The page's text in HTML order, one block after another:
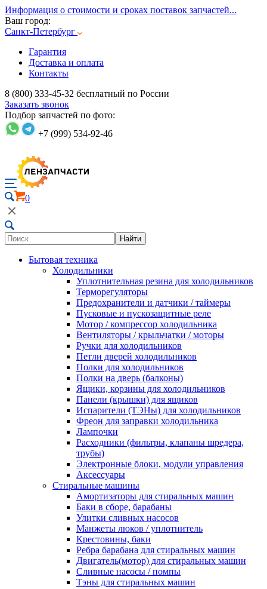
Информация о стоимости и сроках поставок запчастей...
Ваш город:
Санкт-Петербург
Гарантия
Доставка и оплата
Контакты
8 (800) 333-45-32 бесплатный по России
Заказать звонок
Подбор запчастей по фото:
+7 (999) 534-92-46
0
Найти
Бытовая техника
Холодильники
Уплотнительная резина для холодильников
Терморегуляторы
Предохранители и датчики / таймеры
Пусковые и пускозащитные реле
Мотор / компрессор холодильника
Вентиляторы / крыльчатки / моторы
Ручки для холодильников
Петли дверей холодильников
Полки для холодильников
Полки на дверь (балконы)
Ящики, корзины для холодильников
Панели (крышки) для ящиков
Испарители (ТЭНы) для холодильников
Фреон для заправки холодильника
Лампочки
Расходники (фильтры, клапаны шредера,
трубы)
Электронные блоки, модули управления
Аксессуары
Стиральные машины
Амортизаторы для стиральных машин
Баки в сборе, барабаны
Улитки сливных насосов
Манжеты люков / уплотнитель
Крестовины, баки
Ребра барабана для стиральных машин
Двигатель(мотор) для стиральных машин
Сливные насосы / помпы
Тэны для стиральных машин